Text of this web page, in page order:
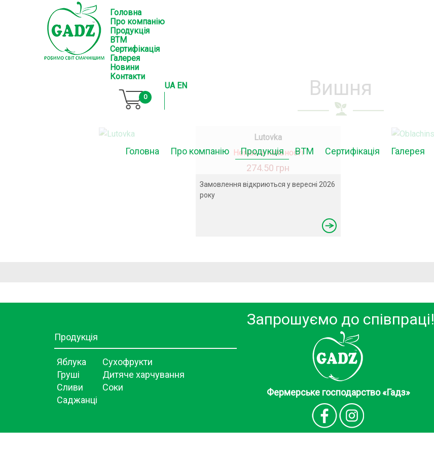
Головна
Про компанію
Продукція
ВТМ
Сертифікація
Галерея
Новини
Контакти
0
UA EN
Головна Про компанію Продукція ВТМ Сертифікація Галерея
Вишня
Lutovka
Немає в наявності
274.50 грн
Замовлення відкриються у вересні 2026
року
Запрошуємо до співпраці!
Продукція
Яблука
Груші
Сливи
Саджанці
Сухофрукти
Дитяче харчування
Соки
Фермерське господарство «Гадз»